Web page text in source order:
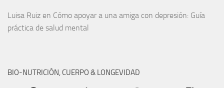
Luisa Ruiz en Cómo apoyar a una amiga con depresión: Guía
práctica de salud mental
BIO-NUTRICIÓN, CUERPO & LONGEVIDAD